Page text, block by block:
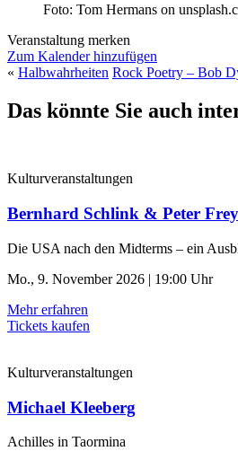
Foto: Tom Hermans on
Veranstaltung merken
Zum Kalender hinzufügen
« Halbwahrheiten Rock Poetry – Bob
Das könnte Sie auch
Kulturveranstaltungen
Bernhard Schlink & Peter Frey
Die USA nach den Midterms – ein
Mo., 9. November 2026 | 19:00 Uhr
Mehr erfahren
Tickets kaufen
Kulturveranstaltungen
Michael Kleeberg
Achilles in Taormina